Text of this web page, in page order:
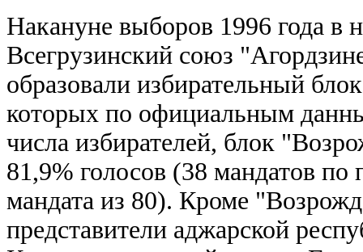
Накануне выборов 1996 года
Всегрузинский союз
образовали избирательный
которых по официальным
числа избирателей, блок
81,9% голосов (38 мандатов по
мандата из 80). Кроме
представители аджарской